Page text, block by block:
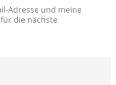
Adresse und meine
die nächste